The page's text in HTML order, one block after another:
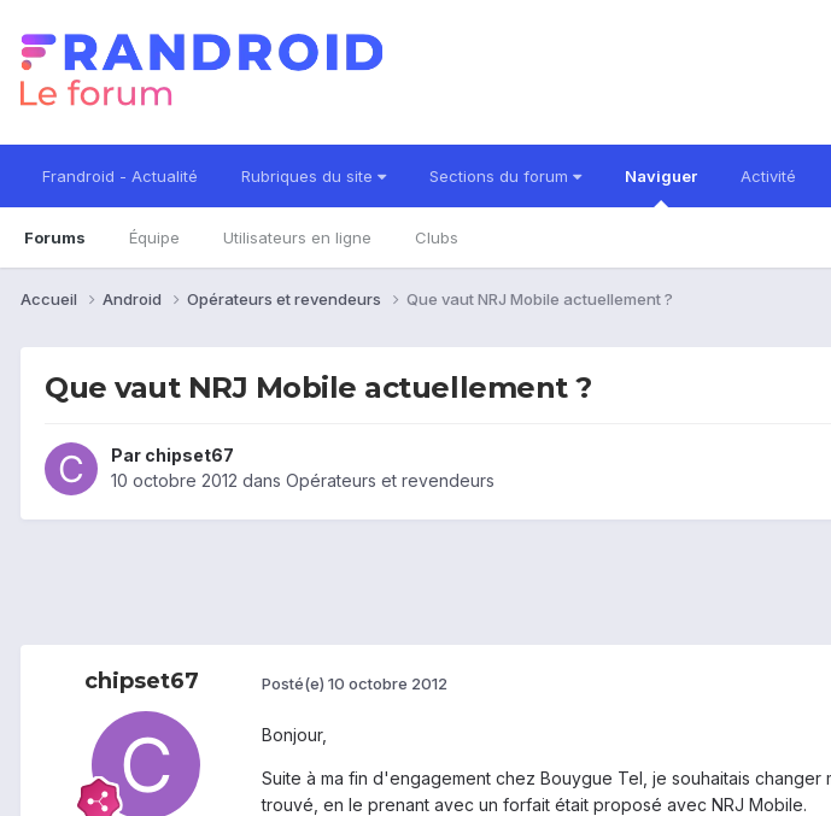
Frandroid - Actualité Rubriques du site Sections du forum Naviguer
Forums Équipe Utilisateurs en ligne Clubs
Activité
Accueil Android Opérateurs et revendeurs Que vaut NRJ Mobile actuellement ?
Que vaut NRJ Mobile actuellement ?
Par chipset67
10 octobre 2012 dans Opérateurs et revendeurs
chipset67 Posté(e) 10 octobre 2012
Bonjour,
Suite à ma fin d'engagement chez Bouygue Tel, je souhaitais
trouvé, en le prenant avec un forfait était proposé avec NRJ Mobile.